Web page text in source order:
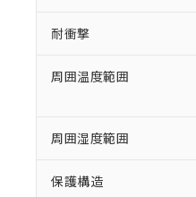
耐衝撃
周囲温度範囲
周囲湿度範囲
保護構造